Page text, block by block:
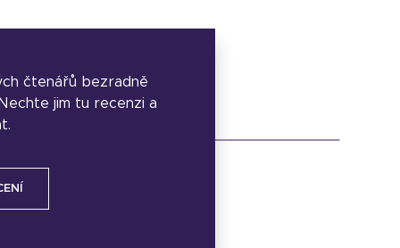
čtenářů bezradně
jim tu recenzi a